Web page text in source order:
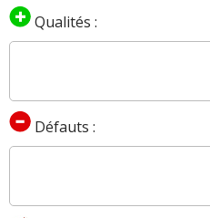
Qualités :
Défauts :